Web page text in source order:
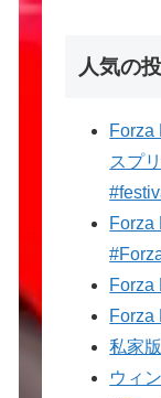
人気の
Forza
スプ
Forza
Forza
Forza
私家
ウィ